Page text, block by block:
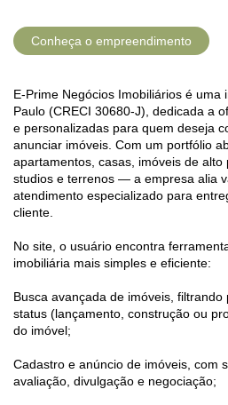
Conheça o empreendimento
E-Prime Negócios Imobiliários é uma
Paulo (CRECI 30680-J), dedicada a
e personalizadas para quem deseja
anunciar imóveis. Com um portfólio
apartamentos, casas, imóveis de alto
studios e terrenos — a empresa alia
atendimento especializado para
cliente.
No site, o usuário encontra
imobiliária mais simples e eficiente:
Busca avançada de imóveis, filtrando
status (lançamento, construção ou
do imóvel;
Cadastro e anúncio de imóveis, com
avaliação, divulgação e negociação;